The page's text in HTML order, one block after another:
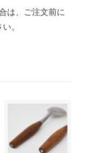
は、ご注文前に
。